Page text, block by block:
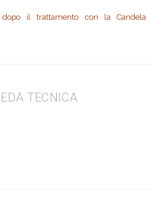
dopo il trattamento con la Candela
TECNICA